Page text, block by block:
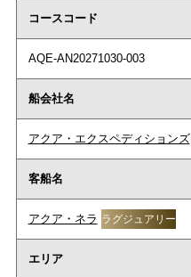
コースコード
AQE-AN20271030-003
船会社名
アクア・エクスペディションズ
客船名
アクア・ネラ ラグジュアリー
エリア